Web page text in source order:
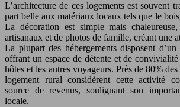
L’architecture de ces logements est souvent
part belle aux matériaux locaux tels que le
La décoration est simple mais chaleureuse,
artisanaux et de photos de famille, créant une
La plupart des hébergements disposent
offrant un espace de détente et de
hôtes et les autres voyageurs. Près de 80%
logement rural considèrent cette activité
source de revenus, soulignant son
locale.